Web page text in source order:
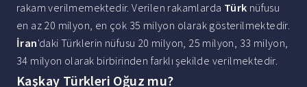
rakam verilmemektedir. Verilen rakamlarda Türk nüfusu
en az 20 milyon, en çok 35 milyon olarak gösterilmektedir.
İran'daki Türklerin nüfusu 20 milyon, 25 milyon, 33 milyon,
34 milyon olarak birbirinden farklı şekilde verilmektedir.
Kaşkay Türkleri Oğuz mu?